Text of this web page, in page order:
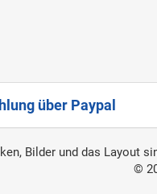
über Paypal
Bilder und das Layout
©